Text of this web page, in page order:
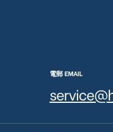
電郵 EMAIL